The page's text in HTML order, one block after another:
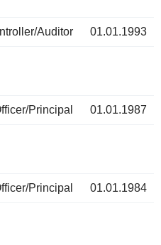
Auditor 01.01.1993
Principal 01.01.1987
Principal 01.01.1984